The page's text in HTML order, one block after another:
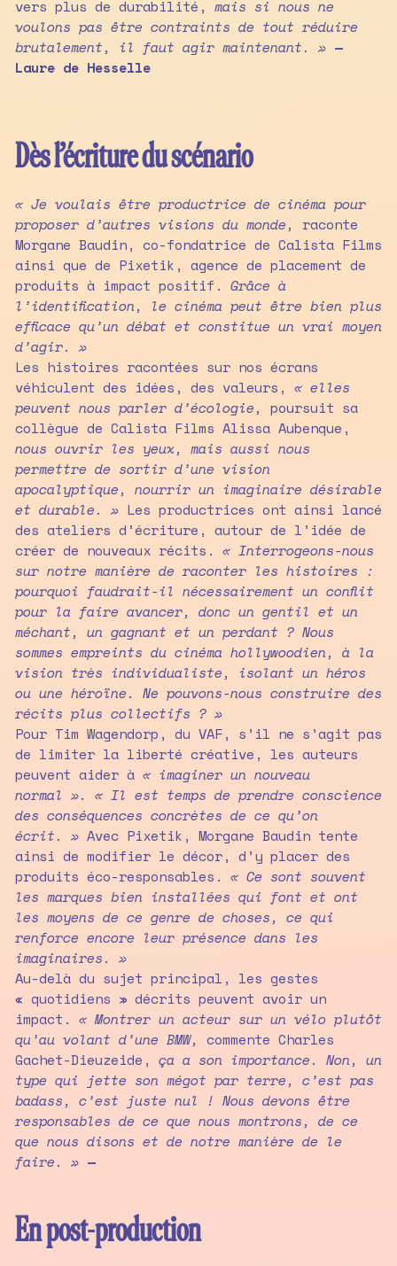
vers plus de durabilité, mais si nous ne
voulons pas être contraints de tout réduire
brutalement, il faut agir maintenant. » —
Laure de Hesselle
Dès l’écriture du scénario
« Je voulais être productrice de cinéma pour
proposer d’autres visions du monde,
raconte
Morgane Baudin, co-fondatrice de Calista Films
ainsi que de Pixetik, agence de placement de
produits à impact positif. Grâce à
l’identification, le cinéma peut être bien plus
efficace qu’un débat et constitue un vrai moyen
d’agir. »
Les histoires racontées sur nos écrans
véhiculent des idées, des valeurs, « elles
peuvent nous parler d’écologie, poursuit sa
collègue de Calista Films Alissa Aubenque,
nous ouvrir les yeux, mais aussi nous
permettre de sortir d’une vision
apocalyptique, nourrir un imaginaire désirable
et durable. »Les productrices ont ainsi lancé
des ateliers d’écriture, autour de l’idée de
créer de nouveaux récits. « Interrogeons-nous
sur notre manière de raconter les histoires :
pourquoi faudrait-il nécessairement un conflit
pour la faire avancer, donc un gentil et un
méchant, un gagnant et un perdant ? Nous
sommes empreints du cinéma hollywoodien, à la
vision très individualiste, isolant un héros
ou une héroïne. Ne pouvons-nous construire des
récits plus collectifs ? »
Pour Tim Wagendorp, du VAF, s’il ne s’agit pas
de limiter la liberté créative, les auteurs
peuvent aider à « imaginer un nouveau
normal ». « Il est temps de prendre conscience
des conséquences concrètes de ce qu’on
écrit. » Avec Pixetik, Morgane Baudin tente
ainsi de modifier le décor, d’y placer des
produits éco-responsables. « Ce sont souvent
les marques bien installées qui font et ont
les moyens de ce genre de choses, ce qui
renforce encore leur présence dans les
imaginaires. »
Au-delà du sujet principal, les gestes
« quotidiens » décrits peuvent avoir un
impact. « Montrer un acteur sur un vélo plutôt
qu’au volant d’une BMW, commente Charles
Gachet-Dieuzeide, ça a son importance. Non, un
type qui jette son mégot par terre, c’est pas
badass, c’est juste nul ! Nous devons être
responsables de ce que nous montrons, de ce
que nous disons et de notre manière de le
faire. » —
En post-production